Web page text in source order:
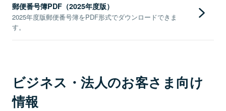
郵便番号簿PDF（2025年度版）
2025年度版郵便番号簿をPDF形式でダウンロードできま
す。
ビジネス・法人のお客さま向け
情報